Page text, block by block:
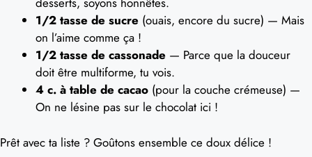
1/2 tasse de sucre (ouais, encore du sucre) — Mais
on l’aime comme ça !
1/2 tasse de cassonade — Parce que la douceur
doit être multiforme, tu vois.
4 c. à table de cacao (pour la couche crémeuse) —
On ne lésine pas sur le chocolat ici !
Prêt avec ta liste ? Goûtons ensemble ce doux délice !